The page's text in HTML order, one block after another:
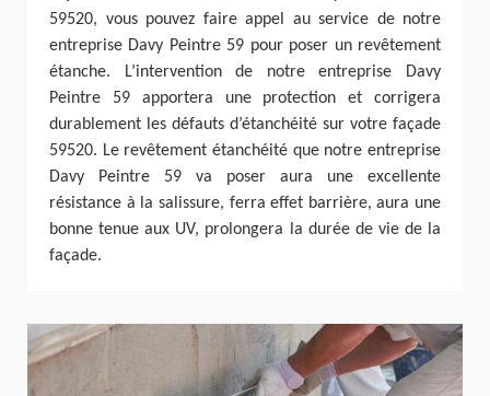
59520, vous pouvez faire appel au service de notre
entreprise Davy Peintre 59 pour poser un revêtement
étanche. L’intervention de notre entreprise Davy
Peintre 59 apportera une protection et corrigera
durablement les défauts d’étanchéité sur votre façade
59520. Le revêtement étanchéité que notre entreprise
Davy Peintre 59 va poser aura une excellente
résistance à la salissure, ferra effet barrière, aura une
bonne tenue aux UV, prolongera la durée de vie de la
façade.